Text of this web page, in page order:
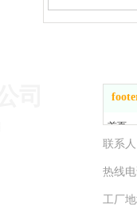
首页
关于
产品
联系
热
工厂